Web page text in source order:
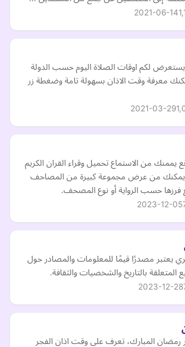
2021-06-14
لكم اوقات الصلاة اليوم حسب الدولة
معرفة وقت الاذان بسهولة تامة وضغطة زر
2021-03-29
من الاستماع تحميل وقراء القران الكريم
يمكنك من عرض مجموعة كبيرة من المصاحف
فرزها حسب الرواية أو نوع المصحف.
2023-12-05
يعتبر مصدرًا قيمًا للمعلومات والمصادر حول
المتعلقة بالتاريخ والشخصيات والثقافة.
2023-12-28
رمضان المبارك، تعرف على وقت اذان الفجر